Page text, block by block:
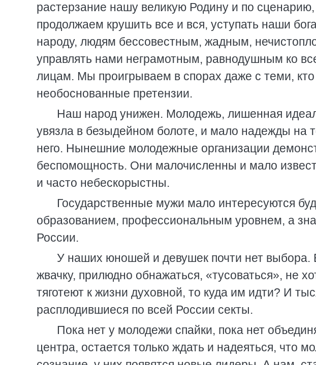
растерзание нашу великую Родину и по
продолжаем крушить все и вся, уступать наши
народу, людям бессовестным, жадным,
управлять нами неграмотным, равнодушным ко
лицам. Мы проигрываем в спорах даже с теми, кто
необоснованные претензии.
Наш народ унижен. Молодежь, лишенная
увязла в безыдейном болоте, и мало надежды на
него. Нынешние молодежные организации
беспомощность. Они малочисленны и мало
и часто небескорыстны.
Государственные мужи мало интересуются
образованием, профессиональным уровнем, а
России.
У наших юношей и девушек почти нет выбора.
жвачку, прилюдно обнажаться, «тусоваться», не
тяготеют к жизни духовной, то куда им идти? И
расплодившиеся по всей России секты.
Пока нет у молодежи спайки, пока нет
центра, остается только ждать и надеяться, что